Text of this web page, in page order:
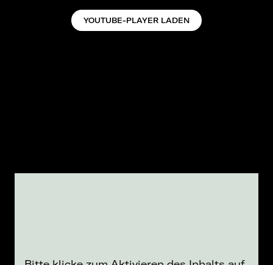
YOUTUBE-PLAYER LADEN